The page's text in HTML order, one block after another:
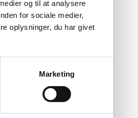
og til at analysere
for sociale medier,
oplysninger, du har givet
Marketing